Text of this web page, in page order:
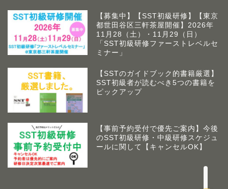
【募集中】【SST初級研修】【東京
都世田谷区三軒茶屋開催】2026年
11月28（土）・11月29（日）
「SST初級研修ファーストレベルセ
ミナー」
【SSTのガイドブック的書籍厳選】
SST初級者が読むべき5つの書籍を
ピックアップ
【事前予約受付で優先ご案内】今後
のSST初級研修・中級研修スケジュ
ールに関して【キャンセルOK】
アームズラボとは
て
お問い合わせ